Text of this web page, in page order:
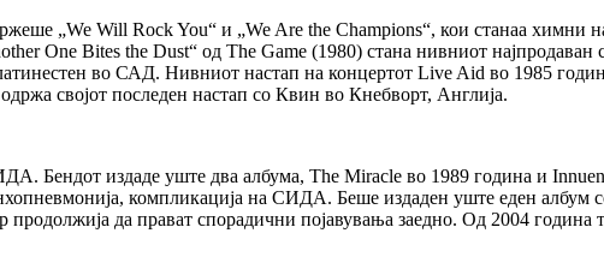
„We Will Rock You“ и „We Are the Champions“, кои станаа химни
One Bites the Dust“ од The Game (1980) стана нивниот
во САД. Нивниот настап на концертот Live Aid во 1985
својот последен настап со Квин во Кнебворт, Англија.
Бендот издаде уште два албума, The Miracle во 1989 година и
компликација на СИДА. Беше издаден уште еден албум
да прават спорадични појавувања заедно. Од 2004 година